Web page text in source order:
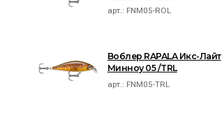
арт.: FNM05-ROL
Воблер RAPALA Икс-Лайт
Минноу 05 /TRL
арт.: FNM05-TRL